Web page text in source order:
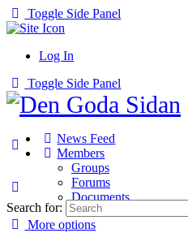
Toggle Side Panel
Log In
Toggle Side Panel
News Feed
Members
Groups
Forums
Documents
More options
Search for: